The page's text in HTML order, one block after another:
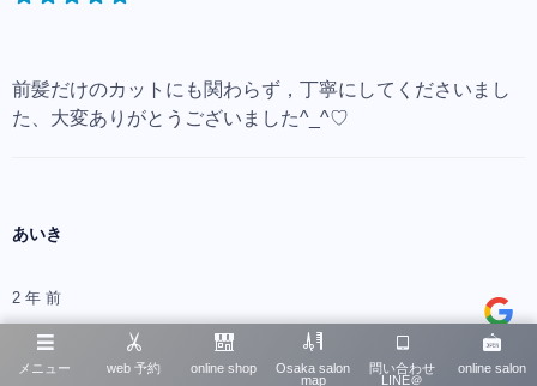
前髪だけのカットにも関わらず，丁寧にしてくださいまし
た、大変ありがとうございました^_^♡
あいき
2 年 前
メニュー web 予約 online shop
Osaka salon
map
問い合わせ
LINE＠
online salon